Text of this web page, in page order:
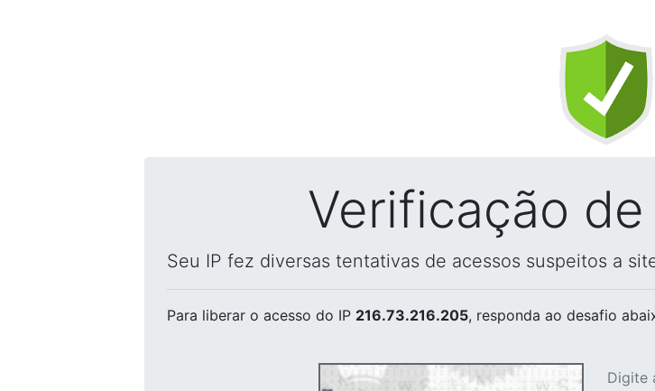
Verificação
Seu IP fez diversas tentativas de acessos suspeitos a
Para liberar o acesso do IP 216.73.216.205, responda ao desafio
Digite